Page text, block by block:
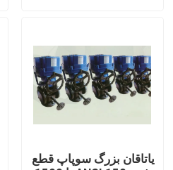
فیلم های
درباره ما
یاتاقان بزرگ سوپاپ قطع